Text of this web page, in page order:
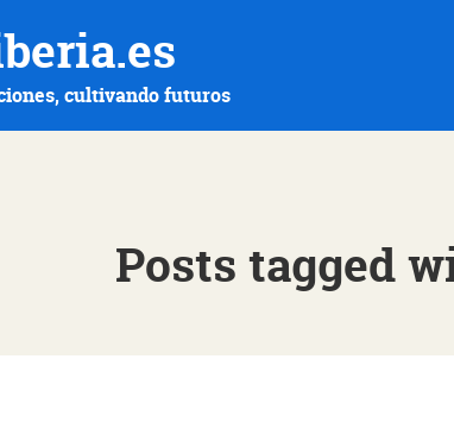
cultivando futuros
Posts tagged